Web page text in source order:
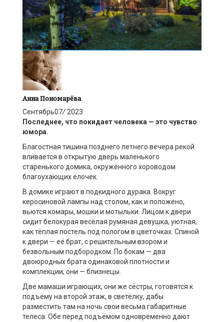
Анна Пономарёва
Сентябрь07/2023
Последнее, что покидает человека — это чувство
юмора.
Благостная тишина позднего летнего вечера рекой
вливается в открытую дверь маленького
старенького домика, окружённого хороводом
благоухающих ёлочек.
В домике играют в подкидного дурака. Вокруг
керосиновой лампы над столом, как и положено,
вьются комары, мошки и мотыльки. Лицом к двери
сидит белокурая весёлая румяная девушка, уютная,
как тёплая постель под пологом в цветочках. Спиной
к двери — её брат, с решительным взором и
безвольным подбородком. По бокам — два
двоюродных брата одинаковой плотности и
комплекции, они — близнецы.
Две мамаши играющих, они же сёстры, готовятся к
подъёму на второй этаж, в светёлку, дабы
разместить там на ночь свои весьма габаритные
телеса. Обе перед подъёмом одновременно дают